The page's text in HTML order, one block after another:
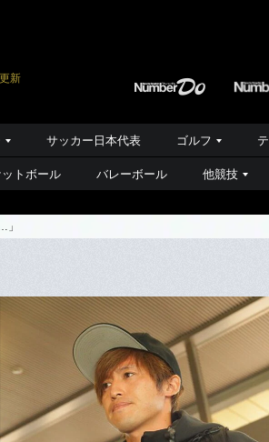
新
サッカー日本代表 ゴルフ
トボール バレーボール 他競技